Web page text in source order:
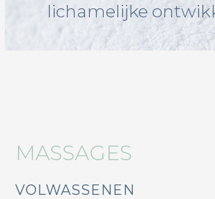
lichamelijke
MASSAGES
VOLWASSENEN